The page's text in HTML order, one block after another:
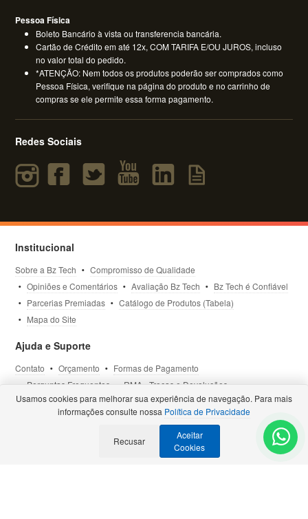
Pessoa Física
Boleto Bancário à vista ou transferencia bancária.
Cartão de Crédito em até 12x, COM TARIFA E/OU JUROS, incluso
no valor total do pedido.
*ATENÇÃO: Nem todos os produtos poderão ser comprados como
Pessoa Física, verifique na página do produto e no carrinho de
compras se ele permite essa forma pagamento.
Redes Sociais
Institucional
Sobre a Bz Tech
Compromisso de Qualidade
Opiniões e Comentários
Avaliação Bz Tech
Bz Tech é Confiável
Parcerias Premiadas
Catálogo de Produtos (Tabela)
Mapa do Site
Ajuda e Suporte
Contato Orçamento
Formas de Pagamento
Perguntas Frequentes
RMA - Trocas e Devoluções
Política de Privacidade
Termos de Uso Site Seguro
Selos e Certificações- Veja todas as Parcerias Premiadas
Usamos cookies para melhorar sua experiência de navegação. Para mais
informações consulte nossa Política de Privacidade
Recusar
Aceitar
Cookies